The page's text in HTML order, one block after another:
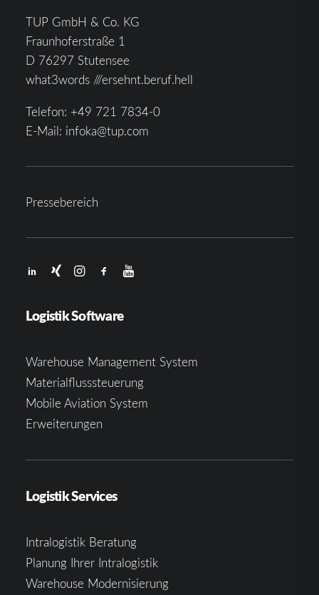
TUP GmbH & Co. KG
Fraunhoferstraße 1
D 76297 Stutensee
what3words ///ersehnt.beruf.hell
Telefon: +49 721 7834-0
E-Mail: infoka@tup.com
Pressebereich
Logistik Software
Warehouse Management System
Materialflusssteuerung
Mobile Aviation System
Erweiterungen
Logistik Services
Intralogistik Beratung
Planung Ihrer Intralogistik
Warehouse Modernisierung